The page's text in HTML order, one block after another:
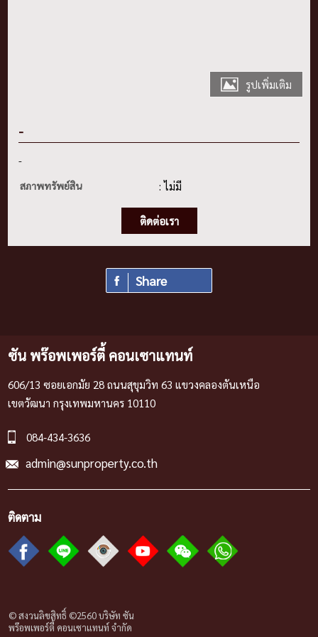
รูปเพิ่มเติม
-
-
สภาพทรัพย์สิน
: ไม่มี
ติดต่อเรา
Share
ซัน พร๊อพเพอร์ตี้ คอนเซาแทนท์
606/13 ซอยเอกมัย 28 ถนนสุขุมวิท 63 แขวงคลองตันเหนือ
เขตวัฒนา กรุงเทพมหานคร 10110
084-434-3636
admin@sunproperty.co.th
ติดตาม
© สงวนลิขสิทธิ์ ©2560 บริษัท ซัน
พร๊อพเพอร์ตี้ คอนเซาแทนท์ จํากัด